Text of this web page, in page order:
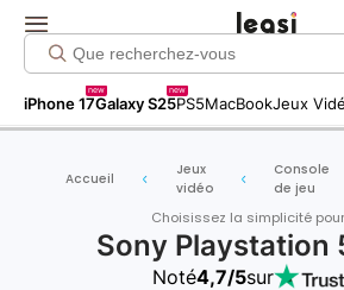
iPhone 17
new
Galaxy S25
new
PS5MacBookJeux
Accueil
Jeux
vidéo
Console
de jeu
Choisissez la simplicité
Sony Playstation
Noté4,7/5sur